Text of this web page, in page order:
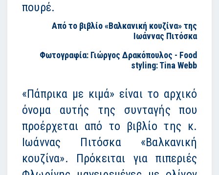
πουρέ.
Από το βιβλίο «Βαλκανική κουζίνα» της
Ιωάννας Πιτόσκα
Φωτογραφία: Γιώργος Δρακόπουλος - Food
styling: Tina Webb
«Πάπρικα με κιμά» είναι το αρχικό
όνομα αυτής της συνταγής που
προέρχεται από το βιβλίο της κ.
Ιωάννας Πιτόσκα «Βαλκανική
κουζίνα». Πρόκειται γιαπιπεριές